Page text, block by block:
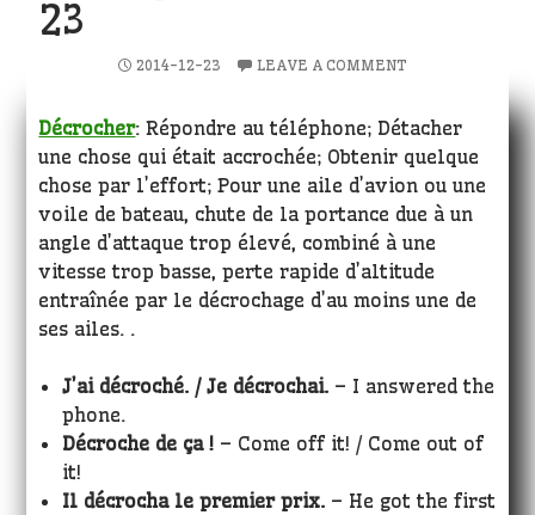
23
2014-12-23 LEAVE A COMMENT
Décrocher: Répondre au téléphone; Détacher
une chose qui était accrochée; Obtenir quelque
chose par l’effort; Pour une aile d’avion ou une
voile de bateau, chute de la portance due à un
angle d’attaque trop élevé, combiné à une
vitesse trop basse, perte rapide d’altitude
entraînée par le décrochage d’au moins une de
ses ailes. .
J’ai décroché. / Je décrochai. – I answered the
phone.
Décroche de ça ! – Come off it! / Come out of
it!
Il décrocha le premier prix. – He got the first